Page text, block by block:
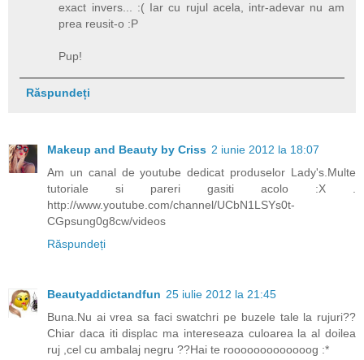
exact invers... :( Iar cu rujul acela, intr-adevar nu am
prea reusit-o :P
Pup!
Răspundeți
Makeup and Beauty by Criss 2 iunie 2012 la 18:07
Am un canal de youtube dedicat produselor Lady's.Multe
tutoriale si pareri gasiti acolo :X .
http://www.youtube.com/channel/UCbN1LSYs0t-
CGpsung0g8cw/videos
Răspundeți
Beautyaddictandfun 25 iulie 2012 la 21:45
Buna.Nu ai vrea sa faci swatchri pe buzele tale la rujuri??
Chiar daca iti displac ma intereseaza culoarea la al doilea
ruj ,cel cu ambalaj negru ??Hai te rooooooooooooog :*